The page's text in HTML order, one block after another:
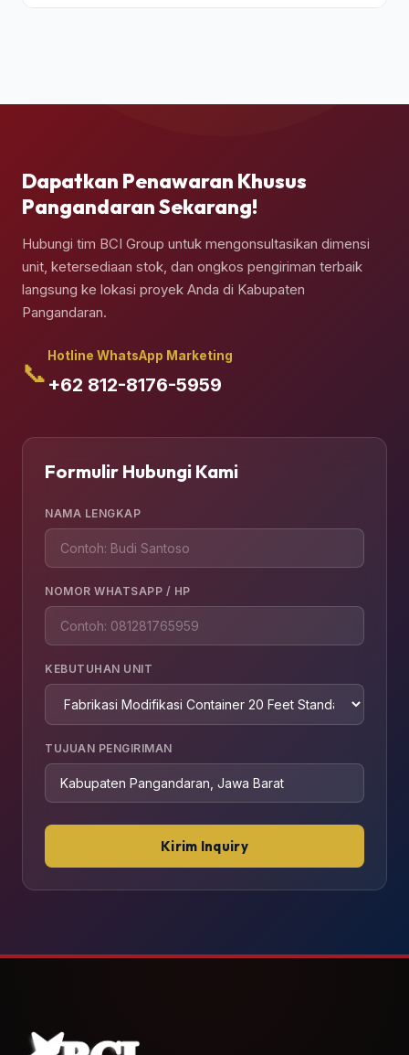
Dapatkan Penawaran Khusus
Pangandaran Sekarang!
Hubungi tim BCI Group untuk mengonsultasikan dimensi
unit, ketersediaan stok, dan ongkos pengiriman terbaik
langsung ke lokasi proyek Anda di Kabupaten
Pangandaran.
📞
Hotline WhatsApp Marketing
+62 812-8176-5959
Formulir Hubungi Kami
NAMA LENGKAP
NOMOR WHATSAPP / HP
KEBUTUHAN UNIT
TUJUAN PENGIRIMAN
Kirim Inquiry